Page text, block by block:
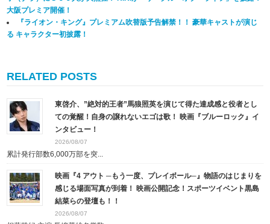
大阪プレミア開催！
『ライオン・キング』プレミアム吹替版予告解禁！！ 豪華キャストが演じ
る キャラクター初披露！
RELATED POSTS
東啓介、”絶対的王者”馬狼照英を演じて得た達成感と役者とし
ての覚醒！自身の譲れないエゴは歌！ 映画『ブルーロック』イ
ンタビュー！
2026/08/07
累計発行部数6,000万部を突...
映画『4 アウト ─もう一度、プレイボール─』物語のはじまりを
感じる場面写真が到着！ 映画公開記念！スポーツイベント黒島
結菜らの登壇も！！
2026/08/07